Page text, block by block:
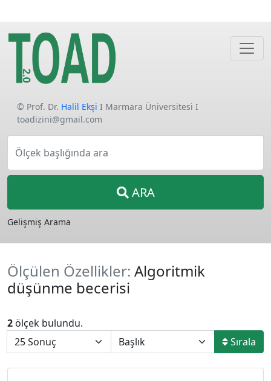
© Prof. Dr. Halil Ekşi I Marmara Üniversitesi I
toadizini@gmail.com
Ölçek başlığında ara
ARA
Gelişmiş Arama
Ölçülen Özellikler: Algoritmik
düşünme becerisi
2 ölçek bulundu.
Sırala